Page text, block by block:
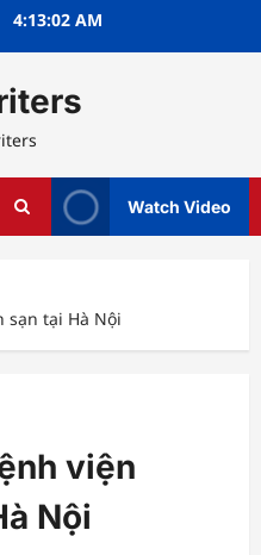
4:13:03 AM
Watch Video
sạn tại Hà Nội
viện
Nội